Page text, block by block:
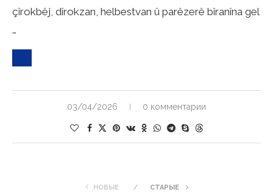
çîrokbêj, dîrokzan, helbestvan û parêzerê bîranîna gel
…
03/04/2026 0 комментарии
НОВЫЕ СТАРЫЕ